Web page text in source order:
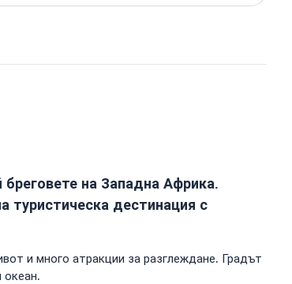
на Западна Африка.
туристическа дестинация с
и много атракции за разглеждане. Градът
океан.